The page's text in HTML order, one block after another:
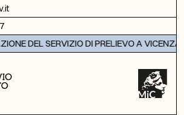
DEL SERVIZIO DI PRELIEVO A VICENZA